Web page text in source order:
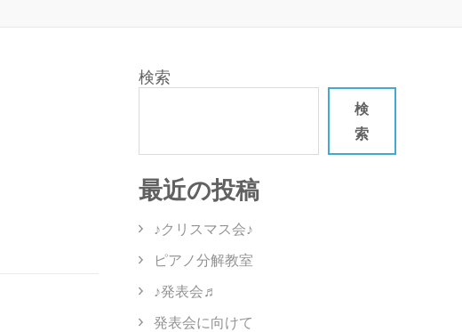
検索
検
索
最近の投稿
♪クリスマス会♪
ピアノ分解教室
♪発表会♬
発表会に向けて